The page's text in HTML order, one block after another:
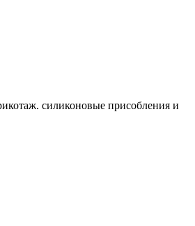
силиконовые присобления и